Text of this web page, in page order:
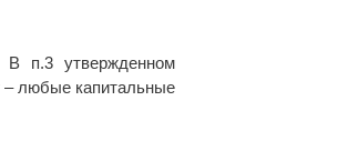
В п.3 утвержденном
– любые капитальные